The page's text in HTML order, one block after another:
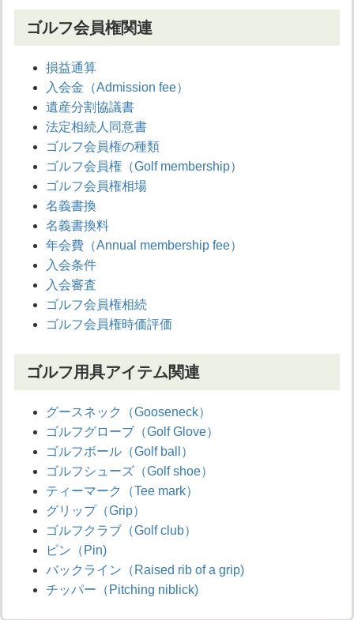
ゴルフ会員権関連
損益通算
入会金（Admission fee）
遺産分割協議書
法定相続人同意書
ゴルフ会員権の種類
ゴルフ会員権（Golf membership）
ゴルフ会員権相場
名義書換
名義書換料
年会費（Annual membership fee）
入会条件
入会審査
ゴルフ会員権相続
ゴルフ会員権時価評価
ゴルフ用具アイテム関連
グースネック（Gooseneck）
ゴルフグローブ（Golf Glove）
ゴルフボール（Golf ball）
ゴルフシューズ（Golf shoe）
ティーマーク（Tee mark）
グリップ（Grip）
ゴルフクラブ（Golf club）
ピン（Pin)
バックライン（Raised rib of a grip)
チッパー（Pitching niblick)